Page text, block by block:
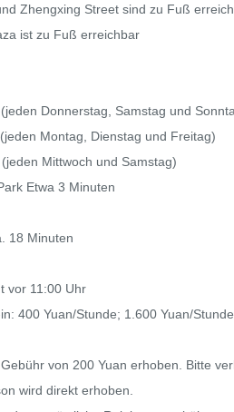
Zhengxing Street sind zu Fuß
ist zu Fuß erreichbar
Donnerstag, Samstag und
Montag, Dienstag und Freitag)
Mittwoch und Samstag)
Etwa 3 Minuten
18 Minuten
vor 11:00 Uhr
400 Yuan/Stunde; 1.600 Yuan/
von 200 Yuan erhoben. Bitte